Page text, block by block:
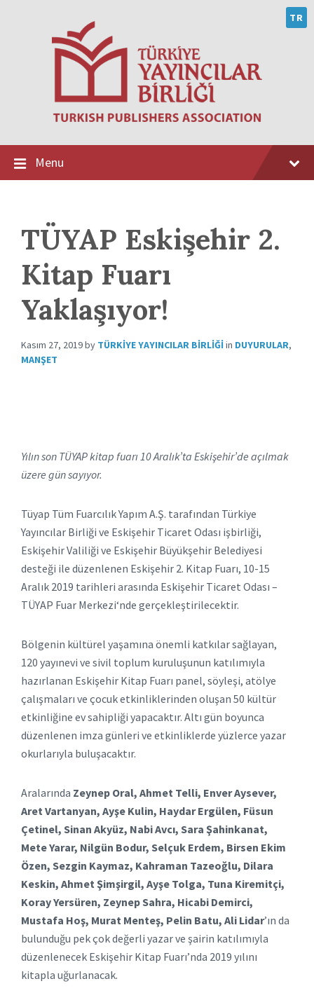
TR
Menu
TÜYAP Eskişehir 2.
Kitap Fuarı
Yaklaşıyor!
Kasım 27, 2019by TÜRKIYE YAYINCILAR BIRLIĞIin DUYURULAR,
MANŞET
Yılın son TÜYAP kitap fuarı 10 Aralık’ta Eskişehir’de açılmak
üzere gün sayıyor.
Tüyap Tüm Fuarcılık Yapım A.Ş. tarafından Türkiye
Yayıncılar Birliği ve Eskişehir Ticaret Odası işbirliği,
Eskişehir Valiliği ve Eskişehir Büyükşehir Belediyesi
desteği ile düzenlenen Eskişehir 2. Kitap Fuarı, 10-15
Aralık 2019 tarihleri arasında Eskişehir Ticaret Odası –
TÜYAP Fuar Merkezi‘nde gerçekleştirilecektir.
Bölgenin kültürel yaşamına önemli katkılar sağlayan,
120 yayınevi ve sivil toplum kuruluşunun katılımıyla
hazırlanan Eskişehir Kitap Fuarı panel, söyleşi, atölye
çalışmaları ve çocuk etkinliklerinden oluşan 50 kültür
etkinliğine ev sahipliği yapacaktır. Altı gün boyunca
düzenlenen imza günleri ve etkinliklerde yüzlerce yazar
okurlarıyla buluşacaktır.
Aralarında Zeynep Oral, Ahmet Telli, Enver Aysever,
Aret Vartanyan, Ayşe Kulin, Haydar Ergülen, Füsun
Çetinel, Sinan Akyüz, Nabi Avcı, Sara Şahinkanat,
Mete Yarar, Nilgün Bodur, Selçuk Erdem, Birsen Ekim
Özen, Sezgin Kaymaz, Kahraman Tazeoğlu, Dilara
Keskin, Ahmet Şimşirgil, Ayşe Tolga, Tuna Kiremitçi,
Koray Yersüren, Zeynep Sahra, Hicabi Demirci,
Mustafa Hoş, Murat Menteş, Pelin Batu, Ali Lidar’ın da
bulunduğu pek çok değerli yazar ve şairin katılımıyla
düzenlenecek Eskişehir Kitap Fuarı’nda 2019 yılını
kitapla uğurlanacak.